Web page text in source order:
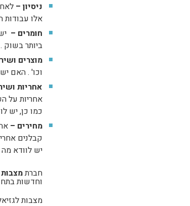
ניסיון –
אלו
חומרים –
ביותר בשוק .
מוצרים
וכו' . האם
אחריות
אחריות על
כמו כן, יש
מחירים –
קבלנים
יש לוודא
חברת
וחדשות